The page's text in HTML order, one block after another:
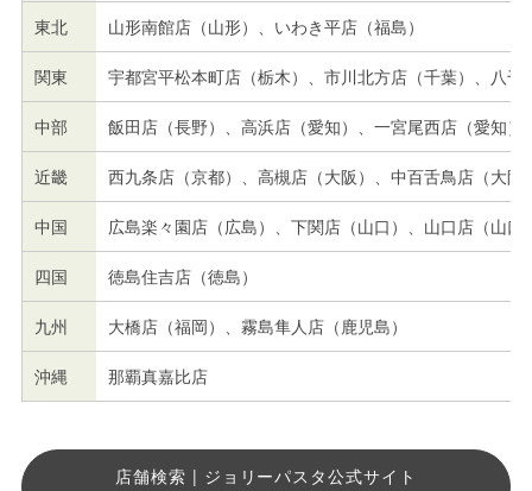
東北 山形南館店（山形）、いわき平店（福島）
関東 宇都宮平松本町店（栃木）、市川北方店（千葉）、八
中部 飯田店（長野）、高浜店（愛知）、一宮尾西店（愛知）
近畿 西九条店（京都）、高槻店（大阪）、中百舌鳥店（大
中国 広島楽々園店（広島）、下関店（山口）、山口店（山口
四国 徳島住吉店（徳島）
九州 大橋店（福岡）、霧島隼人店（鹿児島）
沖縄 那覇真嘉比店
店舗検索 | ジョリーパスタ公式サイト